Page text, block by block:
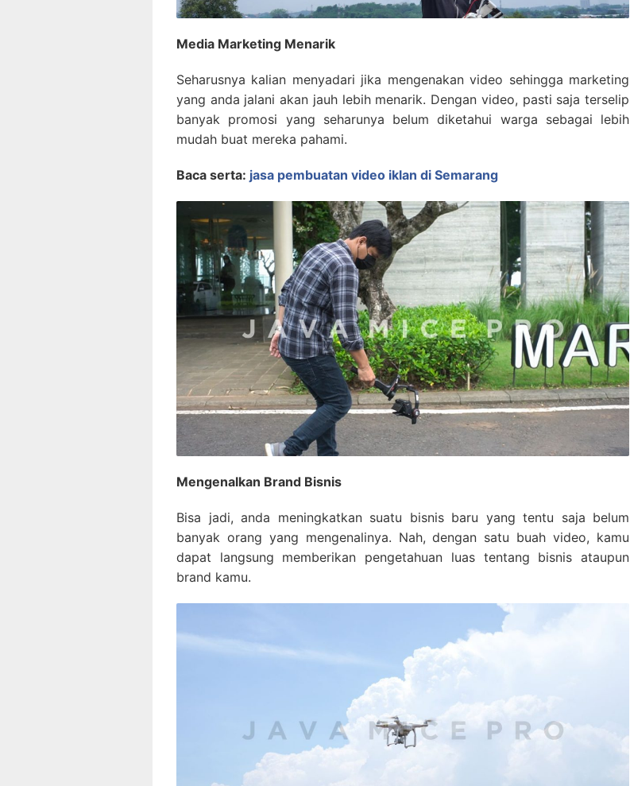
Media Marketing Menarik
Seharusnya kalian menyadari jika mengenakan video sehingga marketing
yang anda jalani akan jauh lebih menarik. Dengan video, pasti saja terselip
banyak promosi yang seharunya belum diketahui warga sebagai lebih
mudah buat mereka pahami.
Baca serta: jasa pembuatan video iklan di Semarang
Mengenalkan Brand Bisnis
Bisa jadi, anda meningkatkan suatu bisnis baru yang tentu saja belum
banyak orang yang mengenalinya. Nah, dengan satu buah video, kamu
dapat langsung memberikan pengetahuan luas tentang bisnis ataupun
brand kamu.